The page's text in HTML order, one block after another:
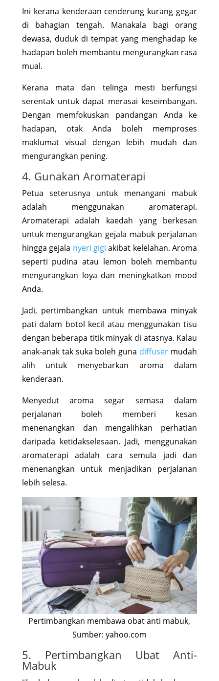
Ini kerana kenderaan cenderung kurang gegar
di bahagian tengah. Manakala bagi orang
dewasa, duduk di tempat yang menghadap ke
hadapan boleh membantu mengurangkan rasa
mual.
Kerana mata dan telinga mesti berfungsi
serentak untuk dapat merasai keseimbangan.
Dengan memfokuskan pandangan Anda ke
hadapan, otak Anda boleh memproses
maklumat visual dengan lebih mudah dan
mengurangkan pening.
4. Gunakan Aromaterapi
Petua seterusnya untuk menangani mabuk
adalah menggunakan aromaterapi.
Aromaterapi adalah kaedah yang berkesan
untuk mengurangkan gejala mabuk perjalanan
hingga gejala nyeri gigi akibat kelelahan. Aroma
seperti pudina atau lemon boleh membantu
mengurangkan loya dan meningkatkan mood
Anda.
Jadi, pertimbangkan untuk membawa minyak
pati dalam botol kecil atau menggunakan tisu
dengan beberapa titik minyak di atasnya. Kalau
anak-anak tak suka boleh guna diffuser mudah
alih untuk menyebarkan aroma dalam
kenderaan.
Menyedut aroma segar semasa dalam
perjalanan boleh memberi kesan
menenangkan dan mengalihkan perhatian
daripada ketidakselesaan. Jadi, menggunakan
aromaterapi adalah cara semula jadi dan
menenangkan untuk menjadikan perjalanan
lebih selesa.
Pertimbangkan membawa obat anti mabuk,
Sumber: yahoo.com
5. Pertimbangkan Ubat Anti-
Mabuk